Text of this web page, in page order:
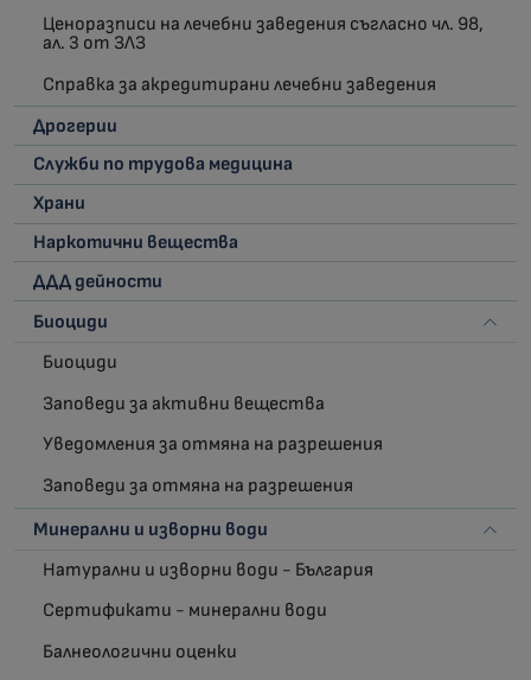
Ценоразписи на лечебни заведения съгласно чл. 98,
ал. 3 от ЗЛЗ
Справка за акредитирани лечебни заведения
Дрогерии
Служби по трудова медицина
Храни
Наркотични вещества
ДДД дейности
Биоциди
Биоциди
Заповеди за активни вещества
Уведомления за отмяна на разрешения
Заповеди за отмяна на разрешения
Минерални и изворни води
Натурални и изворни води - България
Сертификати - минерални води
Балнеологични оценки